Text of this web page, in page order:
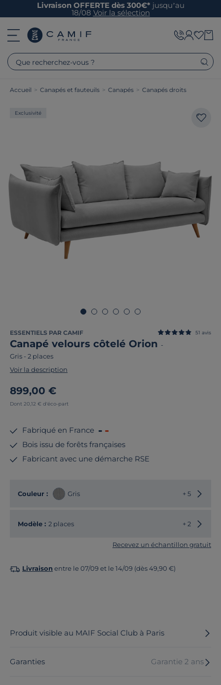
Livraison OFFERTE dès 300€* jusqu’au
18/08 Voir la sélection
Que recherchez-vous ?
Accueil > Canapés et fauteuils > Canapés > Canapés droits
Exclusivité
ESSENTIELS PAR CAMIF
Canapé velours côtelé Orion -
Gris - 2 places
51 avis
Voir la description
899,00 €
Dont 20,12 € d'éco-part
Fabriqué en France
Bois issu de forêts françaises
Fabricant avec une démarche RSE
Couleur : Gris + 5
Modèle : 2 places + 2
Recevez un échantillon gratuit
Livraison entre le 07/09 et le 14/09 (dès 49,90 €)
Produit visible au MAIF Social Club à Paris
Garanties Garantie 2 ans